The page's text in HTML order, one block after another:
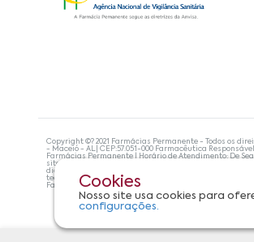
Cookies
Nosso site usa cookies para
configurações.
Copyright ©? 2021 Farmácias Permanente - Todos os
- Maceió - AL| CEP:57.051-000 Farmacêutica
Farmácias Permanente | Horário de Atendimento: De
site não devem ser utilizadas para automedicação e,
diagnosticar problemas de saúde e prescrever o
tecnologias mais avançadas de proteção de dados,
Farmácias Permanente. Todos os pedidos efetuados